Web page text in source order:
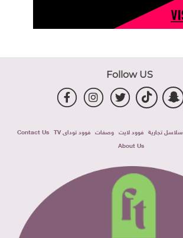
Follow US
سلاسل تجارية فوود لايت وصفات فوود توداى TV
Contact Us
About Us